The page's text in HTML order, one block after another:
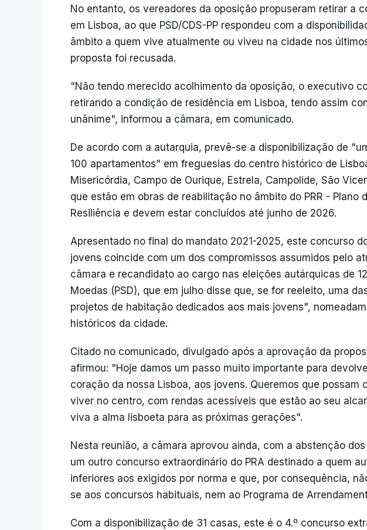
No entanto, os vereadores da oposição propuseram retirar a
em Lisboa, ao que PSD/CDS-PP respondeu com a
âmbito a quem vive atualmente ou viveu na cidade nos
proposta foi recusada.
"Não tendo merecido acolhimento da oposição, o executivo
retirando a condição de residência em Lisboa, tendo assim
unânime", informou a câmara, em comunicado.
De acordo com a autarquia, prevê-se a disponibilização de
100 apartamentos" em freguesias do centro histórico de
Misericórdia, Campo de Ourique, Estrela, Campolide, São
que estão em obras de reabilitação no âmbito do PRR - Plano
Resiliência e devem estar concluídos até junho de 2026.
Apresentado no final do mandato 2021-2025, este concurso
jovens coincide com um dos compromissos assumidos pelo
câmara e recandidato ao cargo nas eleições autárquicas de
Moedas (PSD), que em julho disse que, se for reeleito, uma
projetos de habitação dedicados aos mais jovens",
históricos da cidade.
Citado no comunicado, divulgado após a aprovação da
afirmou: "Hoje damos um passo muito importante para
coração da nossa Lisboa, aos jovens. Queremos que possam
viver no centro, com rendas acessíveis que estão ao seu
viva a alma lisboeta para as próximas gerações".
Nesta reunião, a câmara aprovou ainda, com a abstenção dos
um outro concurso extraordinário do PRA destinado a quem
inferiores aos exigidos por norma e que, por consequência,
se aos concursos habituais, nem ao Programa de
Com a disponibilização de 31 casas, este é o 4.º concurso